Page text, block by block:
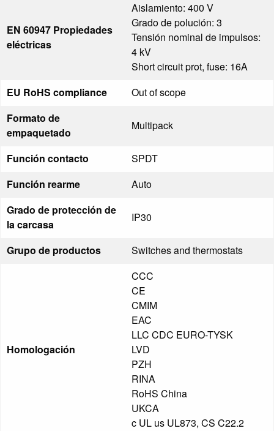
EN 60947 Propiedades
eléctricas
Aislamiento: 400 V
Grado de polución: 3
Tensión nominal de impulsos:
4 kV
Short circuit prot, fuse: 16A
EU RoHS compliance
Out of scope
Formato de
empaquetado
Multipack
Función contacto
SPDT
Función rearme
Auto
Grado de protección de
la carcasa
IP30
Grupo de productos Switches and thermostats
Homologación
CCC
CE
CMIM
EAC
LLC CDC EURO-TYSK
LVD
PZH
RINA
RoHS China
UKCA
c UL us UL873, CS C22.2